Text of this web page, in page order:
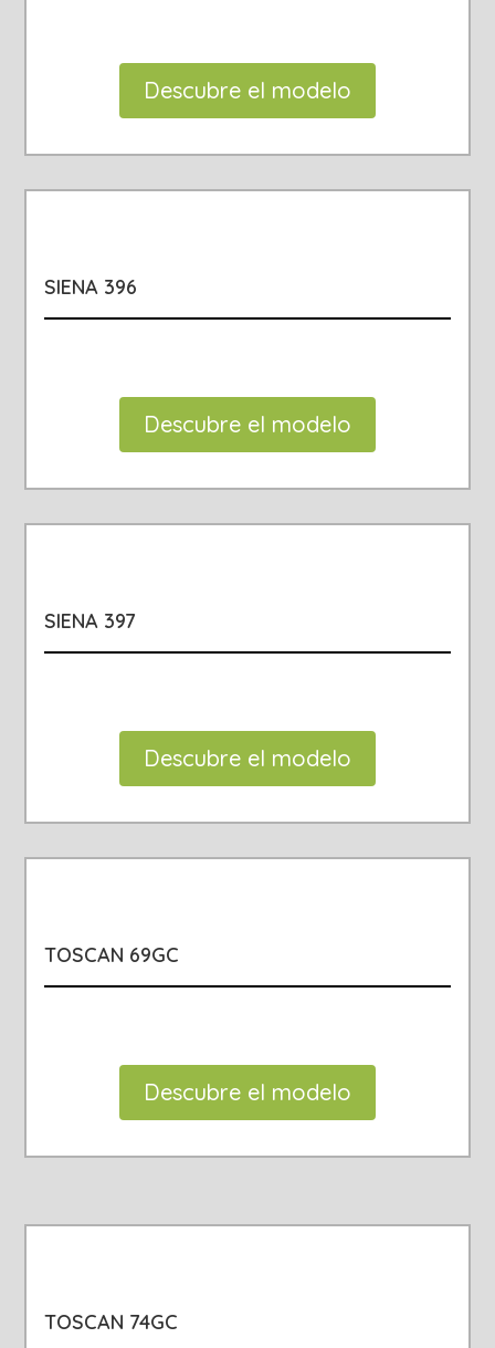
Descubre el modelo
SIENA 396
Descubre el modelo
SIENA 397
Descubre el modelo
TOSCAN 69GC
Descubre el modelo
TOSCAN 74GC